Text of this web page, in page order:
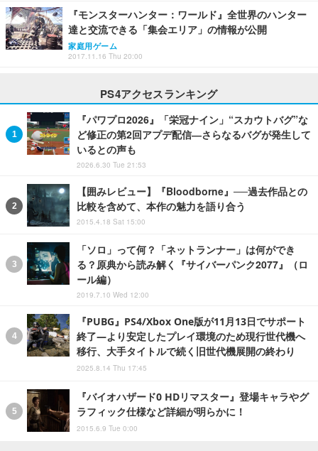
『モンスターハンター：ワールド』全世界のハンター
達と交流できる「集会エリア」の情報が公開
家庭用ゲーム
2017.11.16 Thu 20:00
PS4アクセスランキング
『パワプロ2026』「栄冠ナイン」“スカウトバグ”な
ど修正の第2回アプデ配信―さらなるバグが発生して
いるとの声も
2026.6.30 Tue 21:53
【囲みレビュー】『Bloodborne』──過去作品との
比較を含めて、本作の魅力を語り合う
2015.4.18 Sat 15:00
「ソロ」って何？「ネットランナー」は何ができ
る？原典から読み解く『サイバーパンク2077』（ロ
ール編）
2019.7.10 Wed 12:00
『PUBG』PS4/Xbox One版が11月13日でサポート
終了―より安定したプレイ環境のため現行世代機へ
移行、大手タイトルで続く旧世代機展開の終わり
2025.8.14 Thu 17:45
『バイオハザード0 HDリマスター』登場キャラやグ
ラフィック仕様など詳細が明らかに！
2015.6.9 Tue 0:00